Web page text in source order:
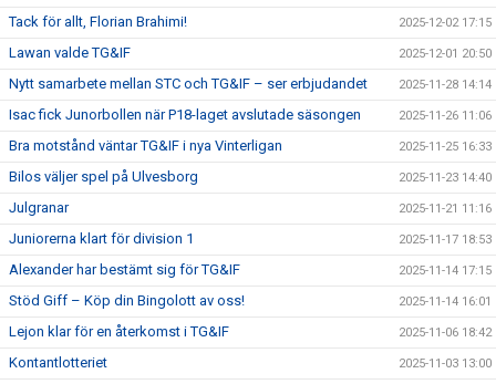
Tack för allt, Florian Brahimi! 2025-12-02 17:15
Lawan valde TG&IF 2025-12-01 20:50
Nytt samarbete mellan STC och TG&IF – ser erbjudandet 2025-11-28 14:14
Isac fick Junorbollen när P18-laget avslutade säsongen 2025-11-26 11:06
Bra motstånd väntar TG&IF i nya Vinterligan 2025-11-25 16:33
Bilos väljer spel på Ulvesborg 2025-11-23 14:40
Julgranar 2025-11-21 11:16
Juniorerna klart för division 1 2025-11-17 18:53
Alexander har bestämt sig för TG&IF 2025-11-14 17:15
Stöd Giff – Köp din Bingolott av oss! 2025-11-14 16:01
Lejon klar för en återkomst i TG&IF 2025-11-06 18:42
Kontantlotteriet 2025-11-03 13:00